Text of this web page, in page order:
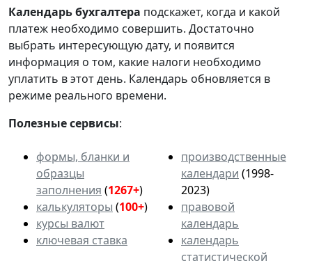
Календарьбухгалтера подскажет, когда и какой
платеж необходимо совершить. Достаточно
выбрать интересующую дату, и появится
информация о том, какие налоги необходимо
уплатить в этот день. Календарь обновляется в
режиме реального времени.
Полезные сервисы:
формы, бланки и
образцы
заполнения (1267+)
калькуляторы (100+)
курсы валют
ключевая ставка
производственные
календари (1998-
2023)
правовой
календарь
календарь
статистической